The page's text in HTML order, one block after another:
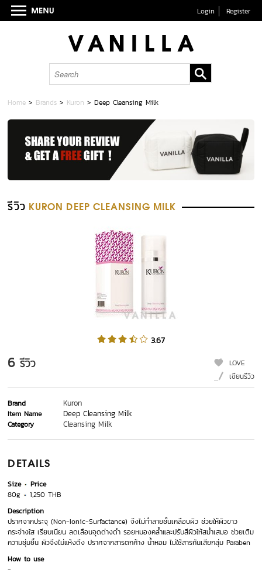
Login Register
Home > Brands > Kuron >Deep Cleansing Milk
รีวิว KURON DEEP CLEANSING MILK
3.67
6 รีวิว
LOVE
เขียนรีวิว
Brand Kuron
Item Name Deep Cleansing Milk
Category Cleansing Milk
DETAILS
Size
Price
80g
1,250 THB
Description
ปราศจากประจุ (Non-Ionic-Surfactance) จึงไม่ทำลายชั้นเคลือบผิว ช่วยให้ผิวขาว
กระจ่างใส เรียบเนียน ลดเลือนจุดด่างดำ รอยหมองคล้ำและปรับสีผิวให้สม่ำเสมอ ช่วยเติม
ความชุ่มชื้น ผิวจึงไม่แห้งตึง ปราศจากสารตกค้าง น้ำหอม ไม่ใช้สารกันเสียกลุ่ม Paraben
How to use
-